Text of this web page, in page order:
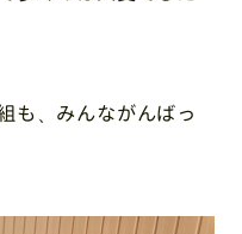
も、みんながんばっ